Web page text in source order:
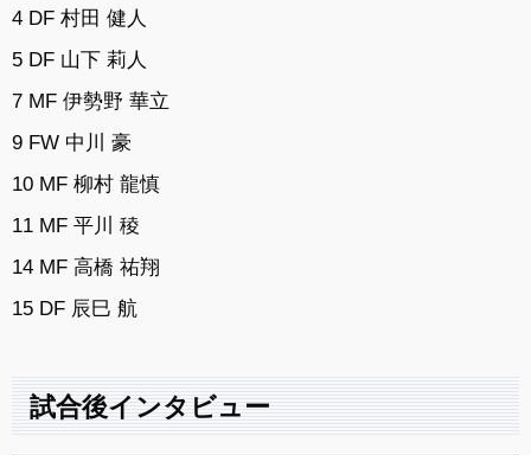
4 DF 村田 健人
5 DF 山下 莉人
7 MF 伊勢野 華立
9 FW 中川 豪
10 MF 柳村 龍慎
11 MF 平川 稜
14 MF 高橋 祐翔
15 DF 辰巳 航
試合後インタビュー